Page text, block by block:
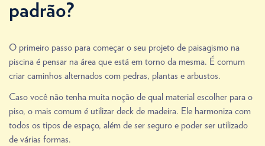
padrão?
O primeiro passo para começar o seu projeto de paisagismo na
piscina é pensar na área que está em torno da mesma. É comum
criar caminhos alternados com pedras, plantas e arbustos.
Caso você não tenha muita noção de qual material escolher para o
piso, o mais comum é utilizar deck de madeira. Ele harmoniza com
todos os tipos de espaço, além de ser seguro e poder ser utilizado
de várias formas.